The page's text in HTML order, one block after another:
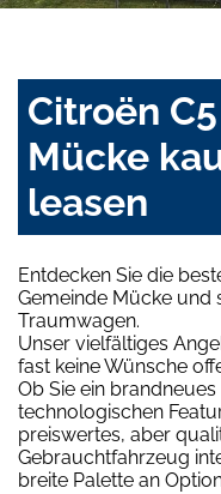
Citroën
Mücke
leasen
Entdecken Sie die
Gemeinde Mücke und
Traumwagen.
Unser vielfältiges
fast keine Wünsche
Ob Sie ein
technologischen
preiswertes, aber
Gebrauchtfahrzeug
breite Palette an